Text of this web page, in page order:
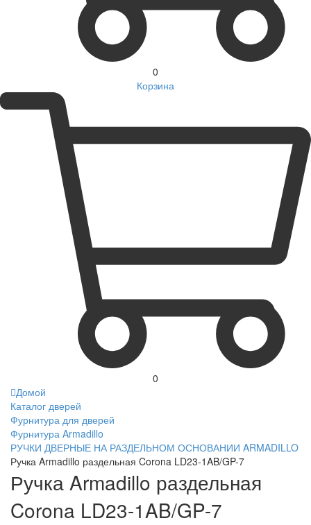
0
Корзина
0
Домой
Каталог дверей
Фурнитура для дверей
Фурнитура Armadillo
РУЧКИ ДВЕРНЫЕ НА РАЗДЕЛЬНОМ ОСНОВАНИИ ARMADILLO
Ручка Armadillo раздельная Corona LD23-1AB/GP-7
Ручка Armadillo раздельная
Corona LD23-1AB/GP-7